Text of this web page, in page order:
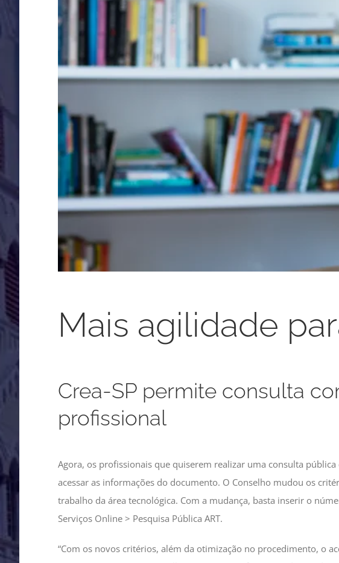
Mais agilidade
Crea-SP permite consulta
profissional
Agora, os profissionais que quiserem realizar uma consulta pública
acessar as informações do documento. O Conselho mudou os
trabalho da área tecnológica. Com a mudança, basta inserir o
Serviços Online > Pesquisa Pública ART.
“Com os novos critérios, além da otimização no procedimento, o